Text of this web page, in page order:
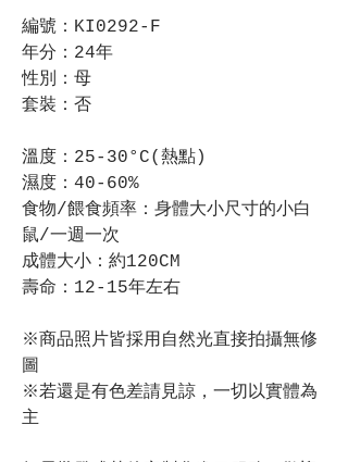
編號：KI0292-F
年分：24年
性別：母
套裝：否
溫度：25-30°C(熱點)
濕度：40-60%
食物/餵食頻率：身體大小尺寸的小白
鼠/一週一次
成體大小：約120CM
壽命：12-15年左右
※商品照片皆採用自然光直接拍攝無修
圖
※若還是有色差請見諒，一切以實體為
主